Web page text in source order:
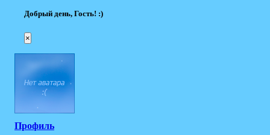
Добрый день, Гость! :)
×
Профиль